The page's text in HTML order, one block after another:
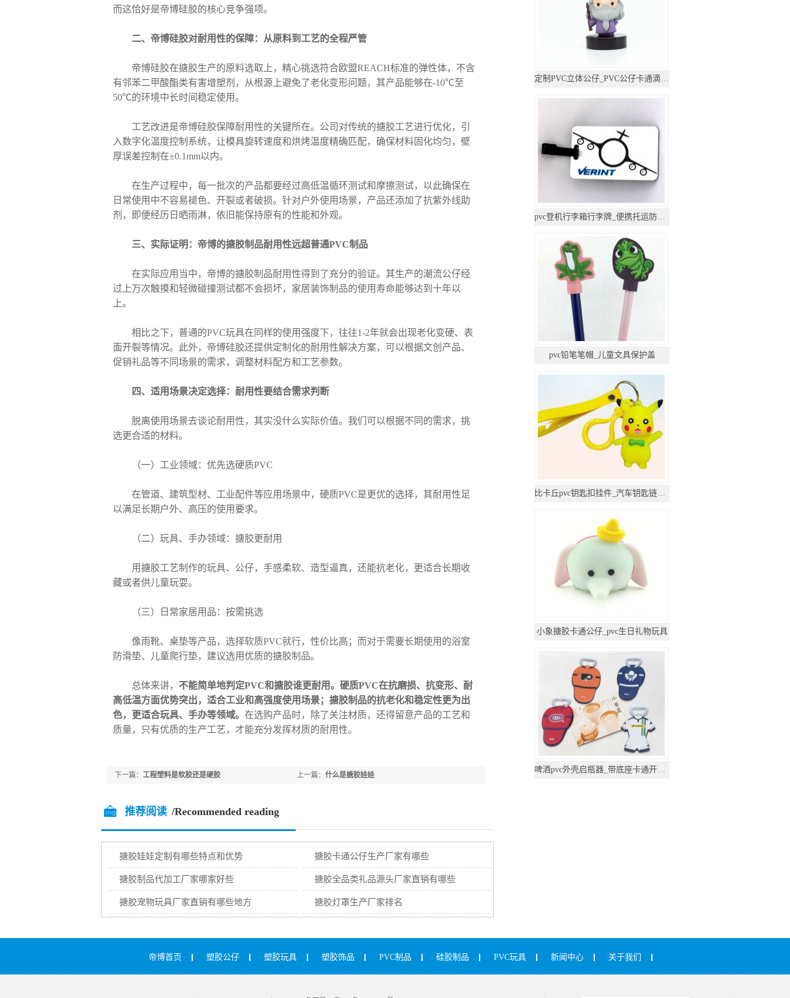
而这恰好是帝博硅胶的核心竞争强项。
二、帝博硅胶对耐用性的保障：从原料到工艺的全程严管
帝博硅胶在搪胶生产的原料选取上，精心挑选符合欧盟REACH标准的弹性体，不含
有邻苯二甲酸酯类有害增塑剂，从根源上避免了老化变形问题，其产品能够在-10℃至
50℃的环境中长时间稳定使用。
工艺改进是帝博硅胶保障耐用性的关键所在。公司对传统的搪胶工艺进行优化，引
入数字化温度控制系统，让模具旋转速度和烘烤温度精确匹配，确保材料固化均匀，壁
厚误差控制在±0.1mm以内。
在生产过程中，每一批次的产品都要经过高低温循环测试和摩擦测试，以此确保在
日常使用中不容易褪色、开裂或者破损。针对户外使用场景，产品还添加了抗紫外线助
剂，即便经历日晒雨淋，依旧能保持原有的性能和外观。
三、实际证明：帝博的搪胶制品耐用性远超普通PVC制品
在实际应用当中，帝博的搪胶制品耐用性得到了充分的验证。其生产的潮流公仔经
过上万次触摸和轻微碰撞测试都不会损坏，家居装饰制品的使用寿命能够达到十年以
上。
相比之下，普通的PVC玩具在同样的使用强度下，往往1-2年就会出现老化变硬、表
面开裂等情况。此外，帝博硅胶还提供定制化的耐用性解决方案，可以根据文创产品、
促销礼品等不同场景的需求，调整材料配方和工艺参数。
四、适用场景决定选择：耐用性要结合需求判断
脱离使用场景去谈论耐用性，其实没什么实际价值。我们可以根据不同的需求，挑
选更合适的材料。
（一）工业领域：优先选硬质PVC
在管道、建筑型材、工业配件等应用场景中，硬质PVC是更优的选择，其耐用性足
以满足长期户外、高压的使用要求。
（二）玩具、手办领域：搪胶更耐用
用搪胶工艺制作的玩具、公仔，手感柔软、造型逼真，还能抗老化，更适合长期收
藏或者供儿童玩耍。
（三）日常家居用品：按需挑选
像雨靴、桌垫等产品，选择软质PVC就行，性价比高；而对于需要长期使用的浴室
防滑垫、儿童爬行垫，建议选用优质的搪胶制品。
总体来讲， 不能简单地判定PVC和搪胶谁更耐用。硬质PVC在抗磨损、抗变形、耐
高低温方面优势突出，适合工业和高强度使用场景；搪胶制品的抗老化和稳定性更为出
色，更适合玩具、手办等领域。 在选购产品时，除了关注材质，还得留意产品的工艺和
质量，只有优质的生产工艺，才能充分发挥材质的耐用性。
上一篇： 什么是搪胶娃娃
下一篇： 工程塑料是软胶还是硬胶
推荐阅读 /Recommended reading
搪胶娃娃定制有哪些特点和优势 搪胶卡通公仔生产厂家有哪些
搪胶制品代加工厂家哪家好些 搪胶全品类礼品源头厂家直销有哪些
搪胶宠物玩具厂家直销有哪些地方 搪胶灯罩生产厂家排名
定制PVC立体公仔_PVC公仔卡通滴胶摆件
pvc登机行李箱行李牌_便携托运防丢挂件
pvc铅笔笔帽_儿童文具保护盖
比卡丘pvc钥匙扣挂件_汽车钥匙链公仔挂饰
小象搪胶卡通公仔_pvc生日礼物玩具
啤酒pvc外壳启瓶器_带底座卡通开瓶器
帝博首页 塑胶公仔 塑胶玩具 塑胶饰品 PVC制品 硅胶制品 PVC玩具 新闻中心 关于我们